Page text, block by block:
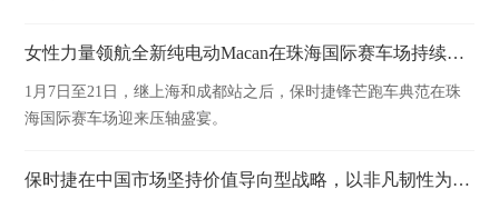
女性力量领航全新纯电动Macan在珠海国际赛车场持续燃情驰骋
1月7日至21日，继上海和成都站之后，保时捷锋芒跑车典范在珠
海国际赛车场迎来压轴盛宴。
保时捷在中国市场坚持价值导向型战略，以非凡韧性为2024财年收官